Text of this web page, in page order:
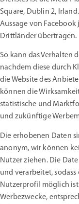
Square, Dublin 2,
Aussage von
Drittländer übertragen.
So kann das Verhalten
nachdem diese durch
die Website des
können die
statistische und
und zukünftige
Die erhobenen Daten
anonym, wir können
Nutzer ziehen. Die
und verarbeitet,
Nutzerprofil möglich
Werbezwecke,